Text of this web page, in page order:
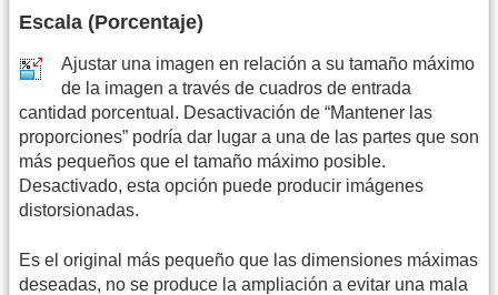
Escala (Porcentaje)
Ajustar una imagen en relación a su tamaño máximo
de la imagen a través de cuadros de entrada
cantidad porcentual. Desactivación de “Mantener las
proporciones” podría dar lugar a una de las partes que son
más pequeños que el tamaño máximo posible.
Desactivado, esta opción puede producir imágenes
distorsionadas.
Es el original más pequeño que las dimensiones máximas
deseadas, no se produce la ampliación a evitar una mala